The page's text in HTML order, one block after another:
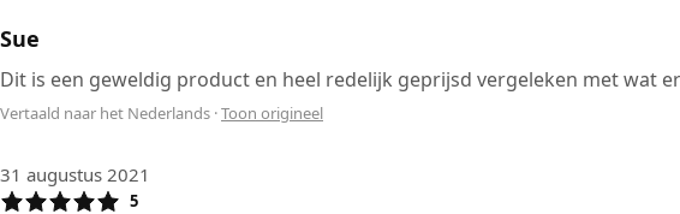
Sue
Dit is een geweldig product en heel redelijk geprijsd vergeleken met wat
Vertaald naar het Nederlands ·Toon origineel
31 augustus 2021
5